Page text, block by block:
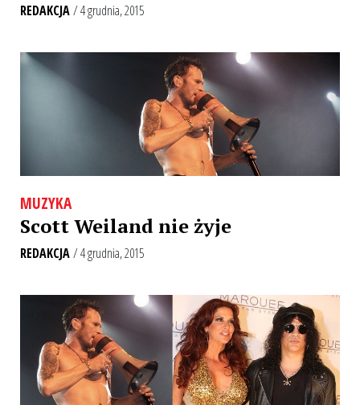
REDAKCJA/ 4 grudnia, 2015
MUZYKA
Scott Weiland nie żyje
REDAKCJA/ 4 grudnia, 2015